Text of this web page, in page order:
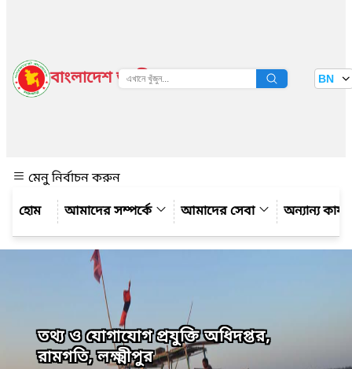
বাংলাদেশ জাতীয় তথ্য বাতায়ন BN
মেনু নির্বাচন করুন
আমাদের সম্পর্কে
আমাদের সেবা অন্যান্য
তথ্য ও যোগাযোগ প্রযুক্তি অধিদপ্তর,
রামগতি, লক্ষ্মীপুর